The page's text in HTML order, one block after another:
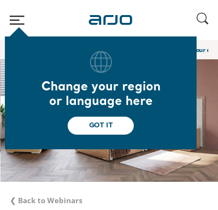
Change your region
or language here
GOT IT
Academy webinars & e-learnings Lits et mobiliers pour
❮ Back to Webinars